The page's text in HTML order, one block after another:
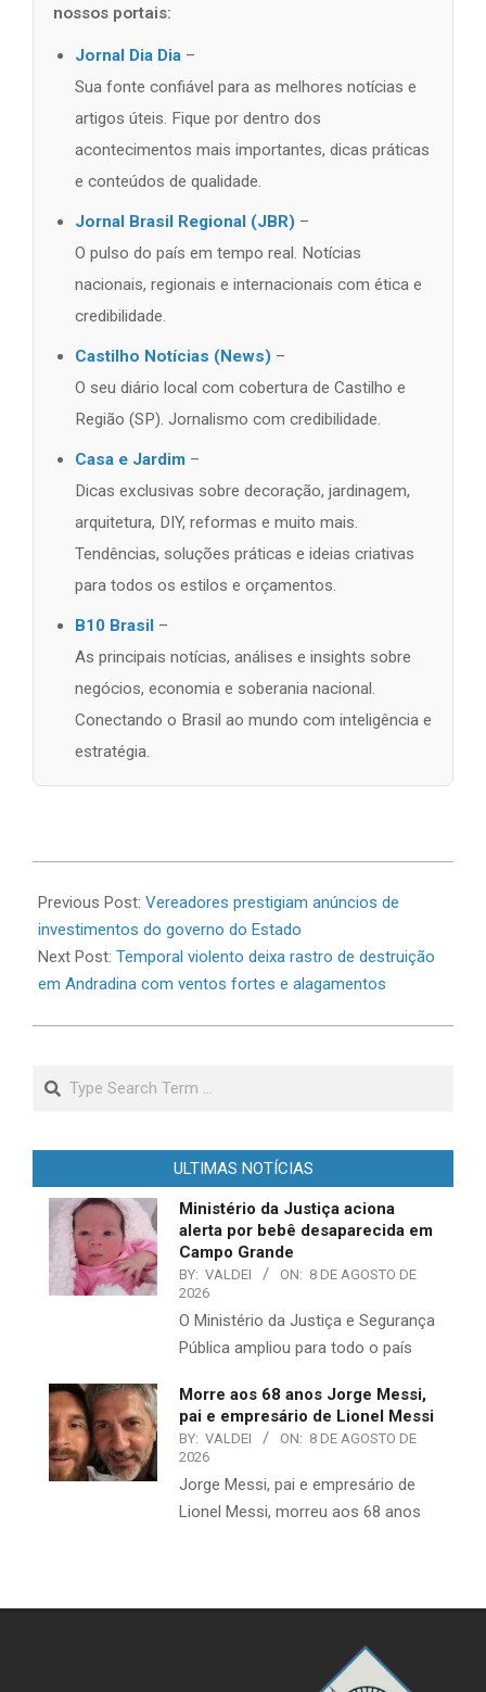
nossos portais:
Jornal Dia Dia –
Sua fonte confiável para as melhores notícias e
artigos úteis. Fique por dentro dos
acontecimentos mais importantes, dicas práticas
e conteúdos de qualidade.
Jornal Brasil Regional (JBR) –
O pulso do país em tempo real. Notícias
nacionais, regionais e internacionais com ética e
credibilidade.
Castilho Notícias (News) –
O seu diário local com cobertura de Castilho e
Região (SP). Jornalismo com credibilidade.
Casa e Jardim –
Dicas exclusivas sobre decoração, jardinagem,
arquitetura, DIY, reformas e muito mais.
Tendências, soluções práticas e ideias criativas
para todos os estilos e orçamentos.
B10 Brasil –
As principais notícias, análises e insights sobre
negócios, economia e soberania nacional.
Conectando o Brasil ao mundo com inteligência e
estratégia.
06-
22
Previous Post: Vereadores prestigiam anúncios de
investimentos do governo do Estado
Next Post: Temporal violento deixa rastro de destruição
em Andradina com ventos fortes e alagamentos
Search
ULTIMAS NOTÍCIAS
Ministério da Justiça aciona
alerta por bebê desaparecida em
Campo Grande
BY: VALDEI ON: 8 DE AGOSTO DE
2026
O Ministério da Justiça e Segurança
Pública ampliou para todo o país
Morre aos 68 anos Jorge Messi,
pai e empresário de Lionel Messi
BY: VALDEI ON: 8 DE AGOSTO DE
2026
Jorge Messi, pai e empresário de
Lionel Messi, morreu aos 68 anos